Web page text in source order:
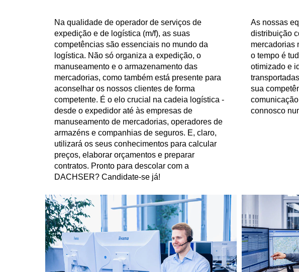
Na qualidade de operador de serviços de
expedição e de logística (m/f), as suas
competências são essenciais no mundo da
logística. Não só organiza a expedição, o
manuseamento e o armazenamento das
mercadorias, como também está presente para
aconselhar os nossos clientes de forma
competente. É o elo crucial na cadeia logística -
desde o expedidor até às empresas de
manuseamento de mercadorias, operadores de
armazéns e companhias de seguros. E, claro,
utilizará os seus conhecimentos para calcular
preços, elaborar orçamentos e preparar
contratos. Pronto para descolar com a
DACHSER? Candidate-se já!
As nossas
distribuição
mercadorias
o tempo é
otimizado e
sua
connosco